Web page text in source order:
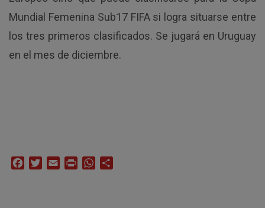
Mundial Femenina Sub17 FIFA si logra situarse entre
los tres primeros clasificados. Se jugará en Uruguay
en el mes de diciembre.
FacebookTwitterEmail Print WhatsApp